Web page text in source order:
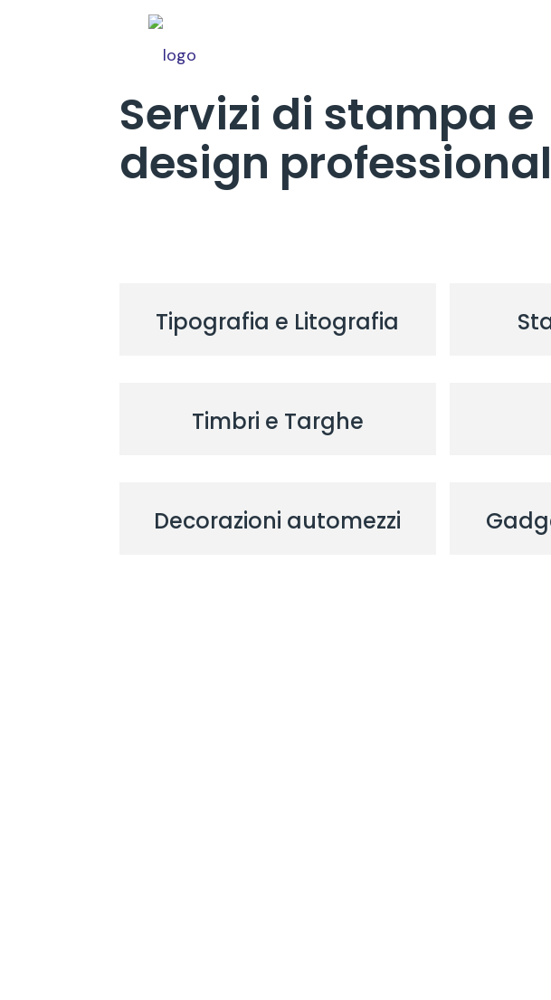
Servizi di stampa e
design
Tipografia e Litografia
Timbri e Targhe
Decorazioni automezzi